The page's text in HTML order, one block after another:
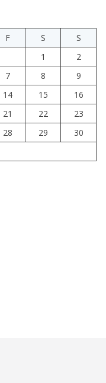
F S
S
1
2
7 8
9
14 15
16
21 22
23
28 29
30